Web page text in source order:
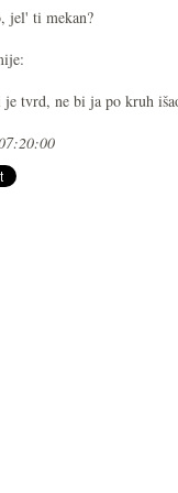
jel' ti mekan?
je tvrd, ne bi ja po kruh